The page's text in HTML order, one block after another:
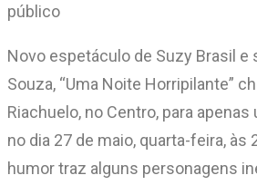
público
Novo espetáculo de Suzy Brasil e
Souza, “Uma Noite Horripilante”
Riachuelo, no Centro, para
no dia 27 de maio, quarta-feira, às
humor traz alguns personagens